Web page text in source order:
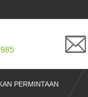
PERMINTAAN